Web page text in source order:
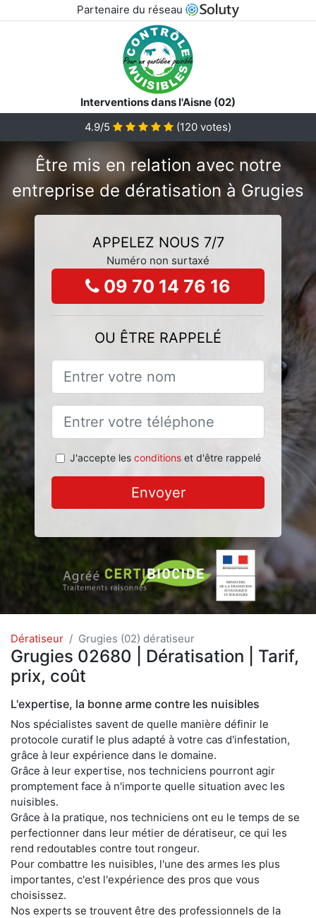
Partenaire du réseau
Interventions dans l'Aisne (02)
4.9/5
(120 votes)
Être mis en relation avec notre
entreprise de dératisation à Grugies
APPELEZ NOUS 7/7
Numéro non surtaxé
09 70 14 76 16
OU ÊTRE RAPPELÉ
J'accepte les conditionset d'être rappelé
Envoyer
Dératiseur Grugies (02) dératiseur
Grugies 02680 | Dératisation | Tarif,
prix, coût
L'expertise, la bonne arme contre les nuisibles
Nos spécialistes savent de quelle manière définir le
protocole curatif le plus adapté à votre cas d'infestation,
grâce à leur expérience dans le domaine.
Grâce à leur expertise, nos techniciens pourront agir
promptement face à n'importe quelle situation avec les
nuisibles.
Grâce à la pratique, nos techniciens ont eu le temps de se
perfectionner dans leur métier de dératiseur, ce qui les
rend redoutables contre tout rongeur.
Pour combattre les nuisibles, l'une des armes les plus
importantes, c'est l'expérience des pros que vous
choisissez.
Nos experts se trouvent être des professionnels de la